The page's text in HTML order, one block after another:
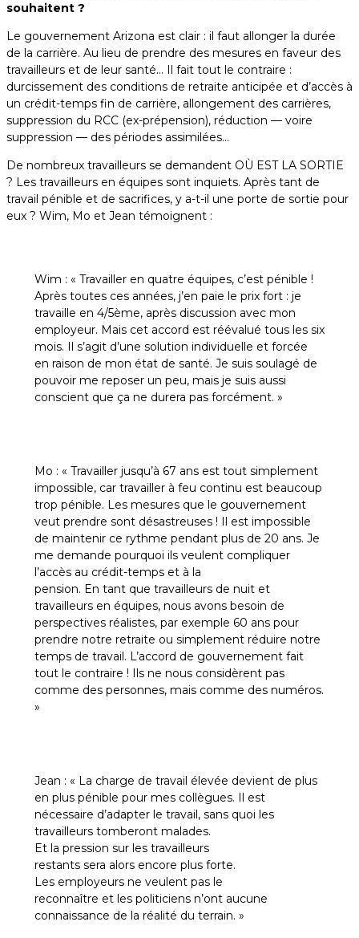
souhaitent ?
Le gouvernement Arizona est clair : il faut allonger la durée
de la carrière. Au lieu de prendre des mesures en faveur des
travailleurs et de leur santé… Il fait tout le contraire :
durcissement des conditions de retraite anticipée et d’accès à
un crédit-temps fin de carrière, allongement des carrières,
suppression du RCC (ex-prépension), réduction — voire
suppression — des périodes assimilées…
De nombreux travailleurs se demandent OÙ EST LA SORTIE
? Les travailleurs en équipes sont inquiets. Après tant de
travail pénible et de sacrifices, y a-t-il une porte de sortie pour
eux ? Wim, Mo et Jean témoignent :
Wim : « Travailler en quatre équipes, c’est pénible !
Après toutes ces années, j’en paie le prix fort : je
travaille en 4/5ème, après discussion avec mon
employeur. Mais cet accord est réévalué tous les six
mois. Il s’agit d’une solution individuelle et forcée
en raison de mon état de santé. Je suis soulagé de
pouvoir me reposer un peu, mais je suis aussi
conscient que ça ne durera pas forcément. »
Mo : « Travailler jusqu’à 67 ans est tout simplement
impossible, car travailler à feu continu est beaucoup
trop pénible. Les mesures que le gouvernement
veut prendre sont désastreuses ! Il est impossible
de maintenir ce rythme pendant plus de 20 ans. Je
me demande pourquoi ils veulent compliquer
l’accès au crédit-temps et à la
pension. En tant que travailleurs de nuit et
travailleurs en équipes, nous avons besoin de
perspectives réalistes, par exemple 60 ans pour
prendre notre retraite ou simplement réduire notre
temps de travail. L’accord de gouvernement fait
tout le contraire ! Ils ne nous considèrent pas
comme des personnes, mais comme des numéros.
»
Jean : « La charge de travail élevée devient de plus
en plus pénible pour mes collègues. Il est
nécessaire d’adapter le travail, sans quoi les
travailleurs tomberont malades.
Et la pression sur les travailleurs
restants sera alors encore plus forte.
Les employeurs ne veulent pas le
reconnaître et les politiciens n’ont aucune
connaissance de la réalité du terrain. »